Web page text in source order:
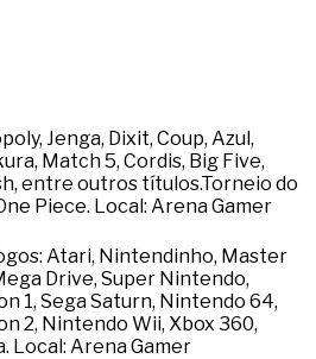
Jenga, Dixit, Coup, Azul,
Match 5, Cordis, Big Five,
entre outros títulos.Torneio do
Piece. Local: Arena Gamer
Atari, Nintendinho, Master
Drive, Super Nintendo,
1, Sega Saturn, Nintendo 64,
2, Nintendo Wii, Xbox 360,
Local: Arena Gamer